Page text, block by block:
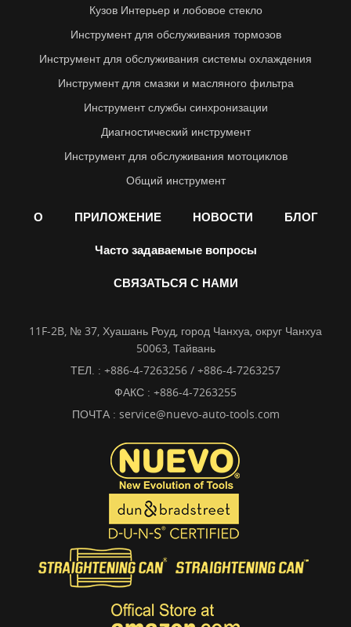
Кузов Интерьер и лобовое стекло
Инструмент для обслуживания тормозов
Инструмент для обслуживания системы охлаждения
Инструмент для смазки и масляного фильтра
Инструмент службы синхронизации
Диагностический инструмент
Инструмент для обслуживания мотоциклов
Общий инструмент
О ПРИЛОЖЕНИЕ НОВОСТИ БЛОГ
Часто задаваемые вопросы
СВЯЗАТЬСЯ С НАМИ
11F-2B, № 37, Хуашань Роуд, город Чанхуа, округ Чанхуа
50063, Тайвань
ТЕЛ. : +886-4-7263256 / +886-4-7263257
ФАКС : +886-4-7263255
ПОЧТА : service@nuevo-auto-tools.com